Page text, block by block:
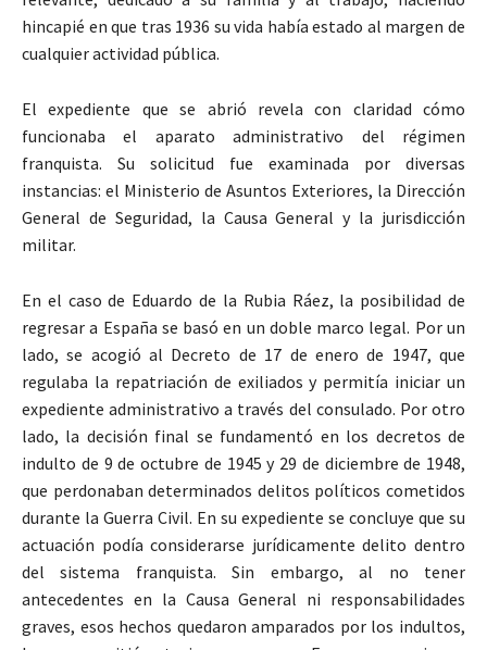
hincapié en que tras 1936 su vida había estado al margen de
cualquier actividad pública.
El expediente que se abrió revela con claridad cómo
funcionaba el aparato administrativo del régimen
franquista. Su solicitud fue examinada por diversas
instancias: el Ministerio de Asuntos Exteriores, la Dirección
General de Seguridad, la Causa General y la jurisdicción
militar.
En el caso de Eduardo de la Rubia Ráez, la posibilidad de
regresar a España se basó en un doble marco legal. Por un
lado, se acogió al Decreto de 17 de enero de 1947, que
regulaba la repatriación de exiliados y permitía iniciar un
expediente administrativo a través del consulado. Por otro
lado, la decisión final se fundamentó en los decretos de
indulto de 9 de octubre de 1945 y 29 de diciembre de 1948,
que perdonaban determinados delitos políticos cometidos
durante la Guerra Civil. En su expediente se concluye que su
actuación podía considerarse jurídicamente delito dentro
del sistema franquista. Sin embargo, al no tener
antecedentes en la Causa General ni responsabilidades
graves, esos hechos quedaron amparados por los indultos,